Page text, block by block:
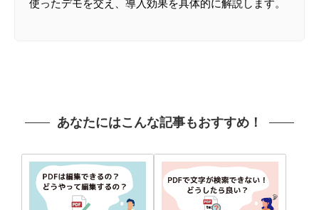
使ったデモを交え、導入効果を具体的に解説します。
あなたにはこんな記事もおすすめ！